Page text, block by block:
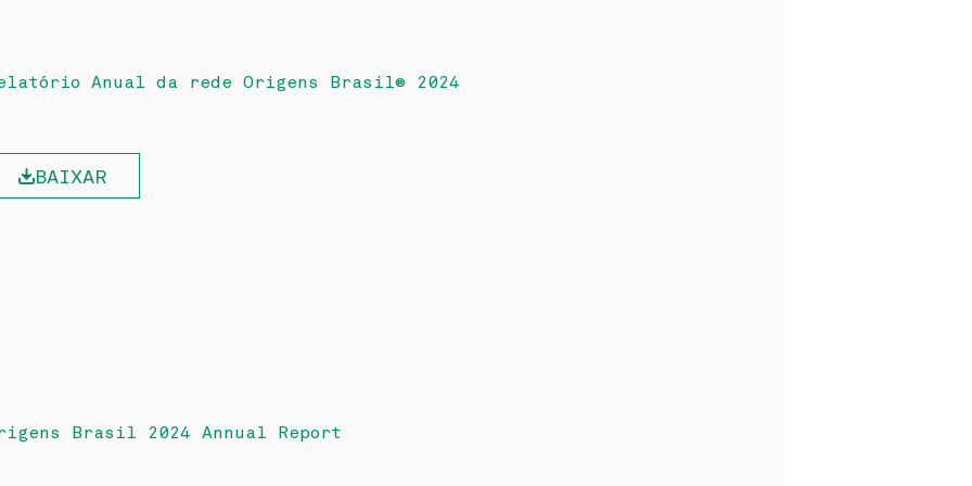
Anual da rede Origens Brasil® 2024
BAIXAR
Brasil 2024 Annual Report